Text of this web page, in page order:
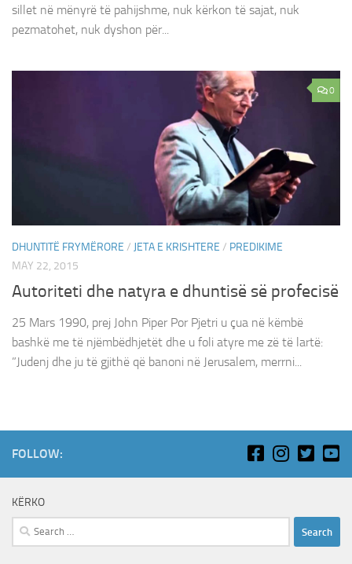
sillet në mënyrë të pahijshme, nuk kërkon të sajat, nuk
pezmatohet, nuk dyshon për...
0
DHUNTITË FRYMËRORE / JETA E KRISHTERE / PREDIKIME
MAY 22, 2015
Autoriteti dhe natyra e dhuntisë së profecisë
25 Mars 1990, prej John Piper Por Pjetri u çua në këmbë
bashkë me të njëmbëdhjetët dhe u foli atyre me zë të lartë:
”Judenj dhe ju të gjithë që banoni në Jerusalem, merrni...
FOLLOW:
KËRKO
Search
for: